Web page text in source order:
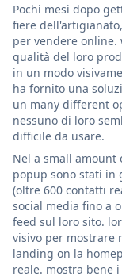
Pochi mesi dopo
fiere
per vendere
qualità del loro
in un modo
ha fornito una
un many different
nessuno di loro
difficile da usare.
Nel a small
popup sono stati in
(oltre 600 contatti
social media fino a
feed sul loro sito.
visivo per mostrare
landing on la
reale. mostra bene